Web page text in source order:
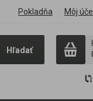
Pokladňa Môj
Hľadať